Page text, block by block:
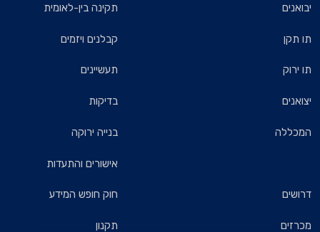
יבואנים
תו תקן
תו ירוק
יצואנים
המכללה
תקינה בין-לאומית
קבלנים ויזמים
תעשיינים
בדיקות
בנייה ירוקה
אישורים והתעדות
דרושים
מכרזים
חוק חופש המידע
תקנון